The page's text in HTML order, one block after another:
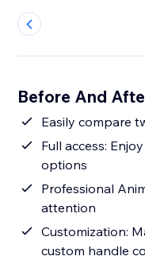
Before And
Easily compare
Full access:
options
Professional
attention
Customization:
custom handle